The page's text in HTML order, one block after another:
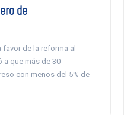
de
de la reforma al
a que más de 30
con menos del 5% de